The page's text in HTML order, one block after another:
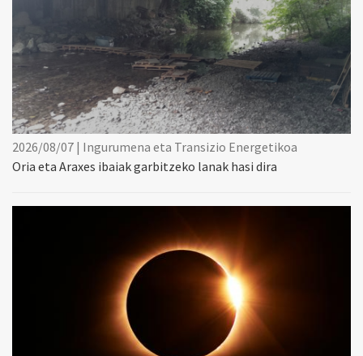
2026/08/07 | Ingurumena eta Transizio Energetikoa
Oria eta Araxes ibaiak garbitzeko lanak hasi dira